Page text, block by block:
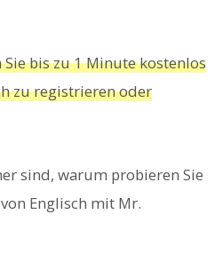
bis zu 1 Minute kostenlos
zu registrieren oder
sind, warum probieren Sie
Englisch mit Mr.